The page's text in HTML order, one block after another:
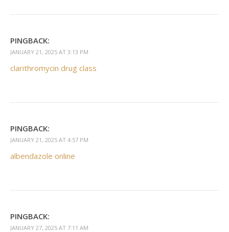
PINGBACK:
JANUARY 21, 2025 AT 3:13 PM
clarithromycin drug class
PINGBACK:
JANUARY 21, 2025 AT 4:57 PM
albendazole online
PINGBACK:
JANUARY 27, 2025 AT 7:11 AM